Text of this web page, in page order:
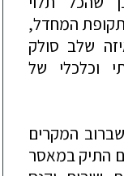
תקופת המחדל,
שלב סולק
וכלכלי של
המקרים
התיק במאסר